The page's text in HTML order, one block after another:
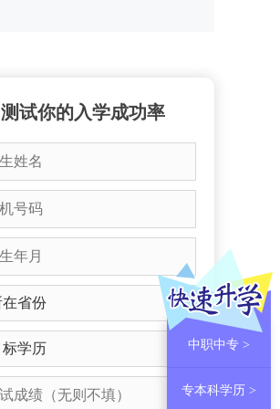
测试你的入学成功率
中职中专 >
专本科学历 >